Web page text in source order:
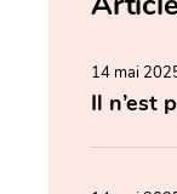
14 mai
Il n’est